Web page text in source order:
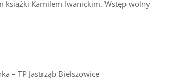
książki Kamilem Iwanickim. Wstęp wolny
– TP Jastrząb Bielszowice